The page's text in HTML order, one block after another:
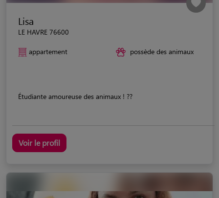
Lisa
LE HAVRE 76600
appartement possède des animaux
Étudiante amoureuse des animaux ! ??
Voir le profil